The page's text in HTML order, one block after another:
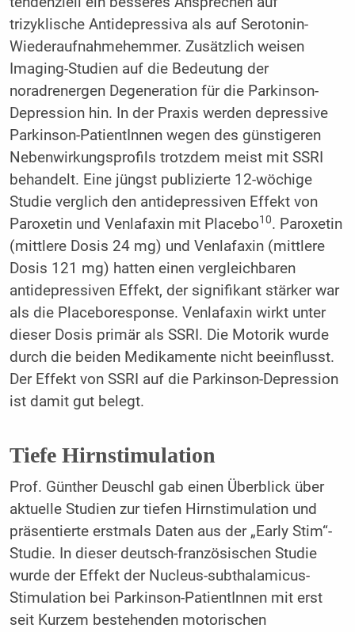
trizyklische Antidepressiva als auf Serotonin-
Wiederaufnahmehemmer. Zusätzlich weisen
Imaging-Studien auf die Bedeutung der
noradrenergen Degeneration für die Parkinson-
Depression hin. In der Praxis werden depressive
Parkinson-PatientInnen wegen des günstigeren
Nebenwirkungsprofils trotzdem meist mit SSRI
behandelt. Eine jüngst publizierte 12-wöchige
Studie verglich den antidepressiven Effekt von
Paroxetin und Venlafaxin mit Placebo10. Paroxetin
(mittlere Dosis 24 mg) und Venlafaxin (mittlere
Dosis 121 mg) hatten einen vergleichbaren
antidepressiven Effekt, der signifikant stärker war
als die Placeboresponse. Venlafaxin wirkt unter
dieser Dosis primär als SSRI. Die Motorik wurde
durch die beiden Medikamente nicht beeinflusst.
Der Effekt von SSRI auf die Parkinson-Depression
ist damit gut belegt.
Tiefe Hirnstimulation
Prof. Günther Deuschl gab einen Überblick über
aktuelle Studien zur tiefen Hirnstimulation und
präsentierte erstmals Daten aus der „Early Stim“-
Studie. In dieser deutsch-französischen Studie
wurde der Effekt der Nucleus-subthalamicus-
Stimulation bei Parkinson-PatientInnen mit erst
seit Kurzem bes­tehenden motorischen